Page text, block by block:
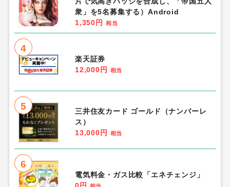
衆」を5名募集する）Android
1,350円
相当
4
楽天証券
12,000円
相当
5
三井住友カード ゴールド（ナンバーレ
ス）
13,000円
相当
6
電気料金・ガス比較「エネチェンジ」